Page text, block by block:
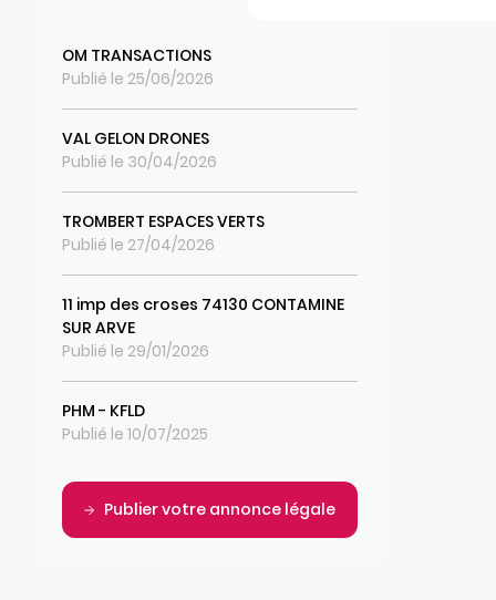
OM TRANSACTIONS
Publié le 25/06/2026
VAL GELON DRONES
Publié le 30/04/2026
TROMBERT ESPACES VERTS
Publié le 27/04/2026
11 imp des croses 74130 CONTAMINE
SUR ARVE
Publié le 29/01/2026
PHM - KFLD
Publié le 10/07/2025
Publier votre annonce légale